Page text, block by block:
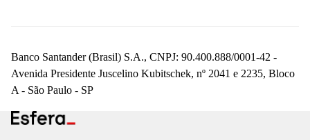
Banco Santander (Brasil) S.A., CNPJ: 90.400.888/0001-42 -
Avenida Presidente Juscelino Kubitschek, nº 2041 e 2235, Bloco
A - São Paulo - SP